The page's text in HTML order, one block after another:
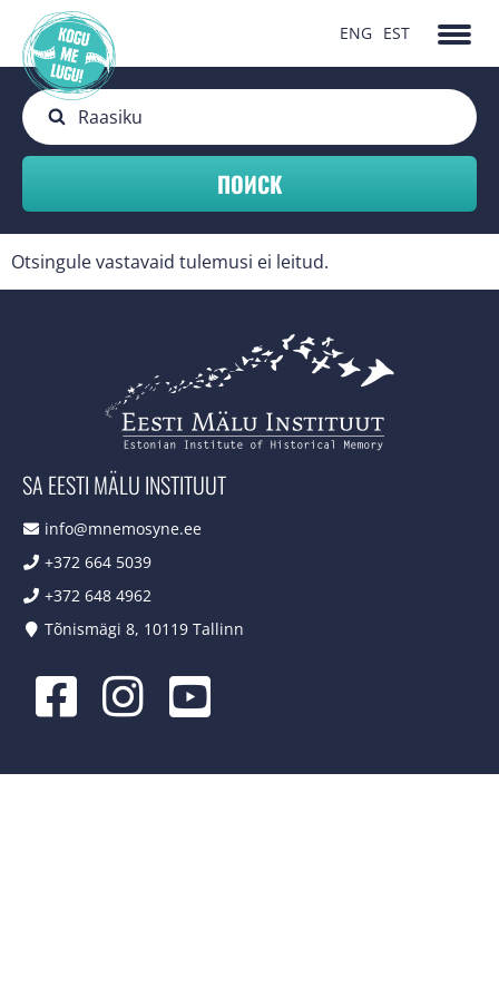
ENG EST
Otsingule vastavaid tulemusi ei leitud.
SA EESTI MÄLU INSTITUUT
info@mnemosyne.ee
+372 664 5039
+372 648 4962
Tõnismägi 8, 10119 Tallinn